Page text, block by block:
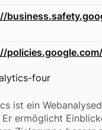
four
ist ein
ermöglicht